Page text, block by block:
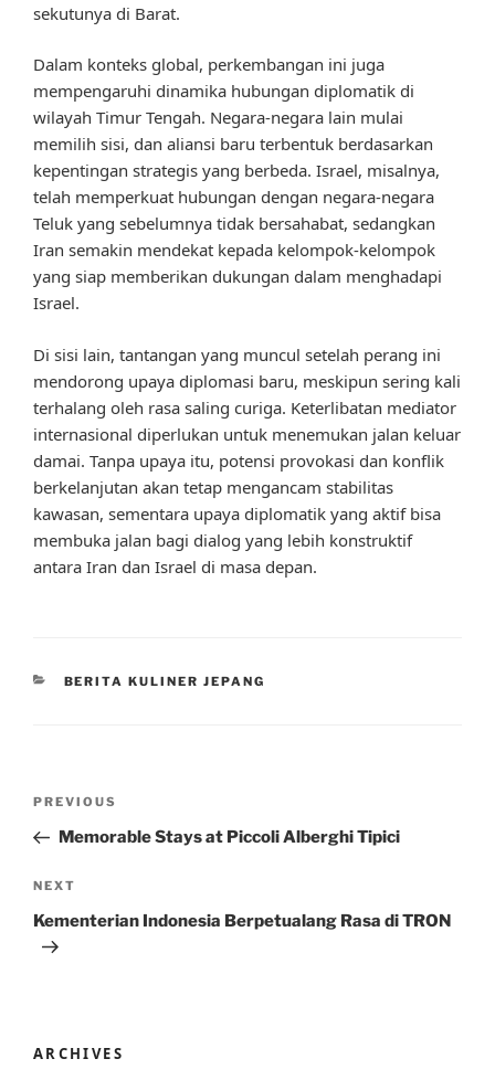
sekutunya di Barat.
Dalam konteks global, perkembangan ini juga
mempengaruhi dinamika hubungan diplomatik di
wilayah Timur Tengah. Negara-negara lain mulai
memilih sisi, dan aliansi baru terbentuk berdasarkan
kepentingan strategis yang berbeda. Israel, misalnya,
telah memperkuat hubungan dengan negara-negara
Teluk yang sebelumnya tidak bersahabat, sedangkan
Iran semakin mendekat kepada kelompok-kelompok
yang siap memberikan dukungan dalam menghadapi
Israel.
Di sisi lain, tantangan yang muncul setelah perang ini
mendorong upaya diplomasi baru, meskipun sering kali
terhalang oleh rasa saling curiga. Keterlibatan mediator
internasional diperlukan untuk menemukan jalan keluar
damai. Tanpa upaya itu, potensi provokasi dan konflik
berkelanjutan akan tetap mengancam stabilitas
kawasan, sementara upaya diplomatik yang aktif bisa
membuka jalan bagi dialog yang lebih konstruktif
antara Iran dan Israel di masa depan.
CATEGORIES
BERITA KULINER JEPANG
Previous
Post
PREVIOUS
Memorable Stays at Piccoli Alberghi Tipici
Next
Post
NEXT
Kementerian Indonesia Berpetualang Rasa di TRON
ARCHIVES